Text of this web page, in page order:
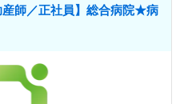
師／正社員】総合病院★病